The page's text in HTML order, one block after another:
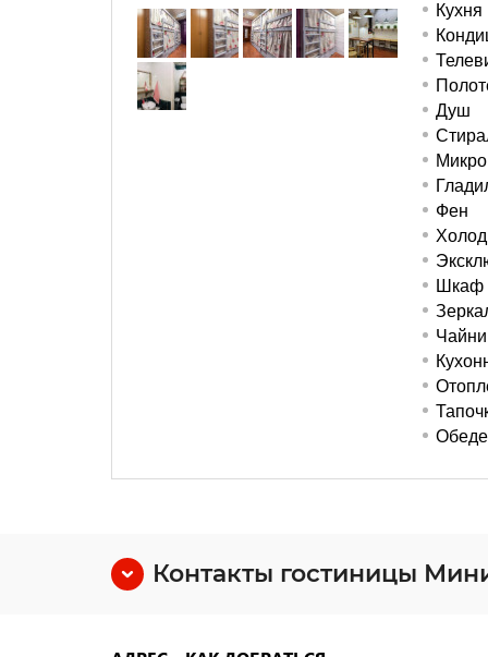
Кухня
Душ
Фен
Шкаф
Контакты гостиницы